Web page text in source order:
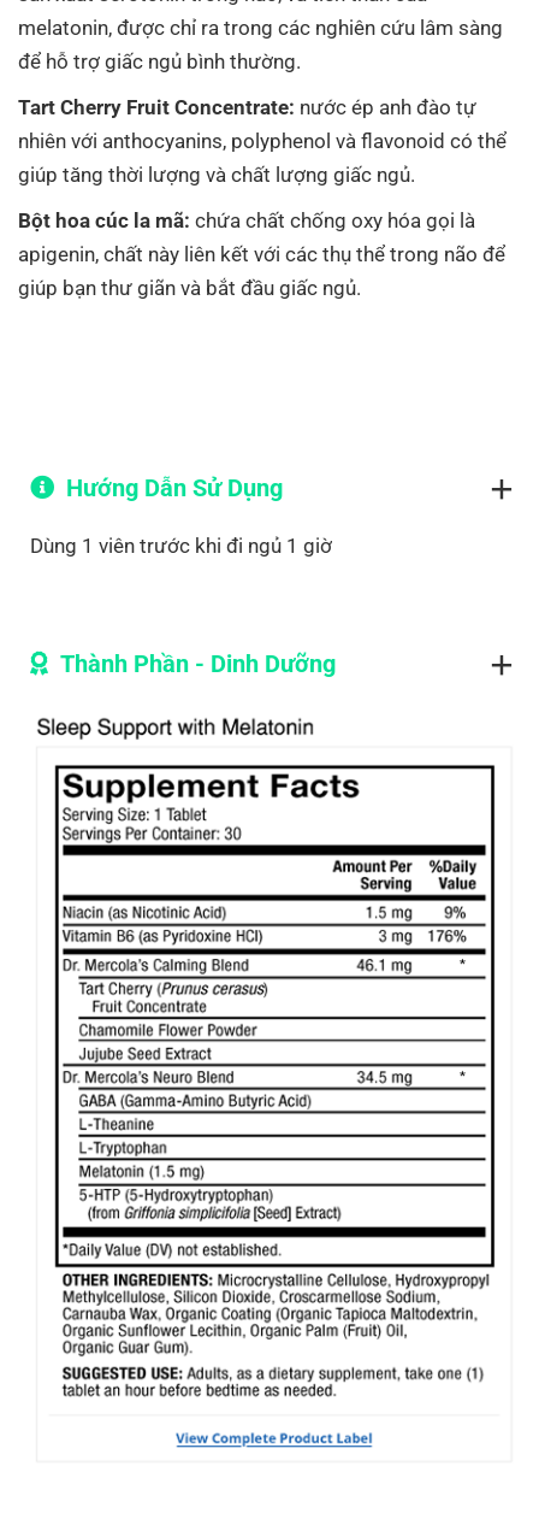
melatonin, được chỉ ra trong các nghiên cứu lâm sàng
để hỗ trợ giấc ngủ bình thường.
Tart Cherry Fruit Concentrate: nước ép anh đào tự
nhiên với anthocyanins, polyphenol và flavonoid có thể
giúp tăng thời lượng và chất lượng giấc ngủ.
Bột hoa cúc la mã: chứa chất chống oxy hóa gọi là
apigenin, chất này liên kết với các thụ thể trong não để
giúp bạn thư giãn và bắt đầu giấc ngủ.
Hướng Dẫn Sử Dụng
Dùng 1 viên trước khi đi ngủ 1 giờ
Thành Phần - Dinh Dưỡng